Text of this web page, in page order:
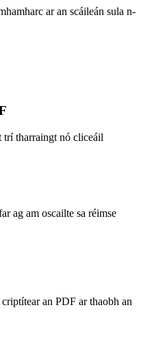
ar an scáileán sula n-
trí tharraingt nó cliceáil
ag am oscailte sa réimse
an PDF ar thaobh an